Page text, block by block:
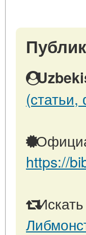
https://